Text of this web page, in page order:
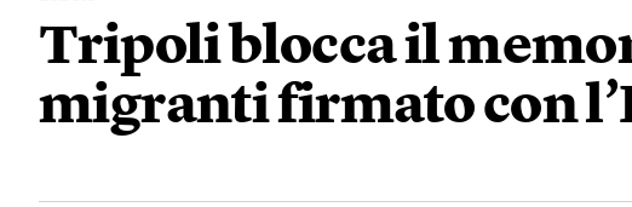
Tripoli blocca il
migranti firmato con